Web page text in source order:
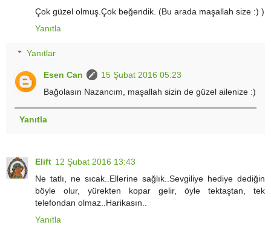
Çok güzel olmuş.Çok beğendik. (Bu arada maşallah size :) )
Yanıtla
Yanıtlar
Esen Can
15 Şubat 2016 05:23
Bağolasın Nazancım, maşallah sizin de güzel ailenize :)
Yanıtla
Elift 12 Şubat 2016 13:43
Ne tatlı, ne sıcak..Ellerine sağlık..Sevgiliye hediye dediğin
böyle olur, yürekten kopar gelir, öyle tektaştan, tek
telefondan olmaz..Harikasın..
Yanıtla